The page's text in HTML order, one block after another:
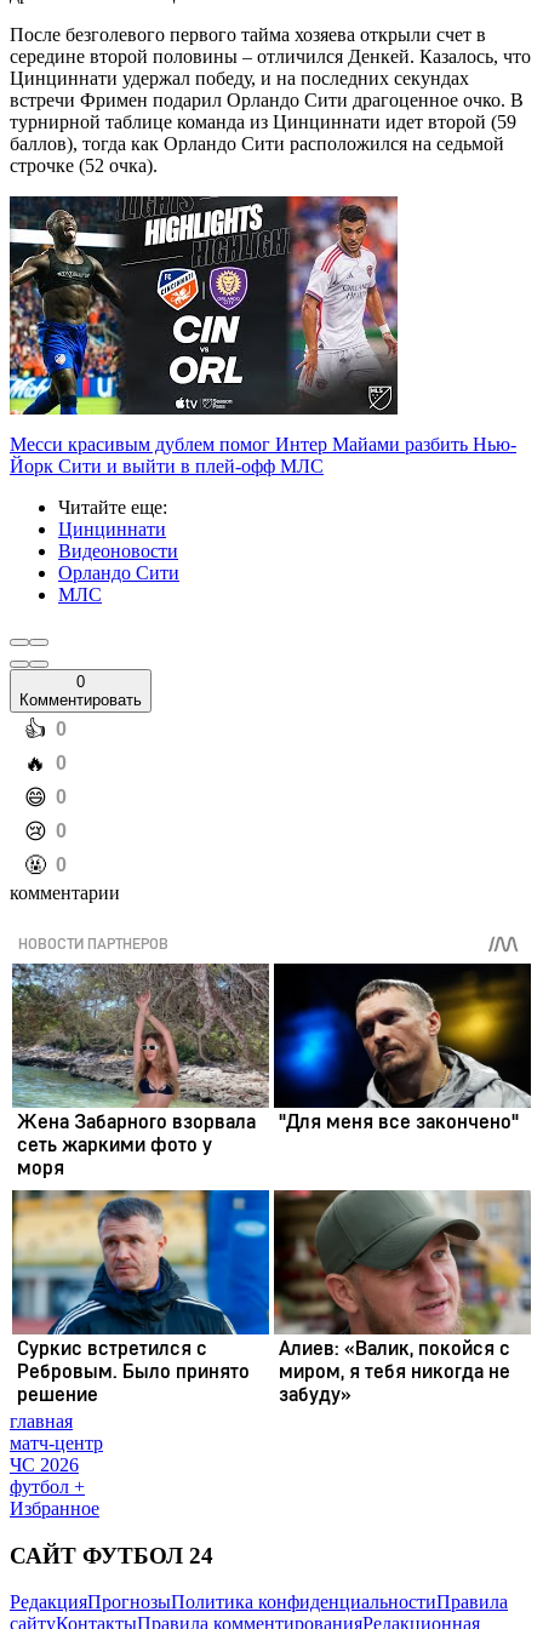
После безголевого первого тайма хозяева открыли счет в
середине второй половины – отличился Денкей. Казалось, что
Цинциннати удержал победу, и на последних секундах
встречи Фримен подарил Орландо Сити драгоценное очко. В
турнирной таблице команда из Цинциннати идет второй (59
баллов), тогда как Орландо Сити расположился на седьмой
строчке (52 очка).
Месси красивым дублем помог Интер Майами разбить Нью-
Йорк Сити и выйти в плей-офф МЛС
Читайте еще:
Цинциннати
Видеоновости
Орландо Сити
МЛС
0
Комментировать
️👍 0
️🔥 0
️😄 0
️😢 0
️🤬 0
комментарии
главная
матч-центр
ЧС 2026
футбол +
Избранное
САЙТ ФУТБОЛ 24
РедакцияПрогнозыПолитика конфиденциальностиПравила
сайтуКонтактыПравила комментированияРедакционная